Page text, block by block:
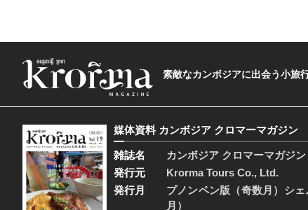
素敵なカンボジアに出会う小
媒体資料 カンボジア クロマーマガジン
雑誌名
カンボジア クロマーマガジン
発行元
Krorma Tours Co., Ltd.
発行月
プノンペン版（奇数月）シ
月）